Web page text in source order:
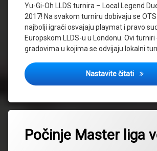
Yu-Gi-Oh LLDS turnira – Local Legend
2017! Na svakom turniru dobivaju se
najbolji igrači osvajaju playmat i pravo
Europskom LLDS-u u Londonu. Ovi
gradovima u kojima se odvijaju lokalni
Nastavite čitati Local
Počinje Master liga
2017